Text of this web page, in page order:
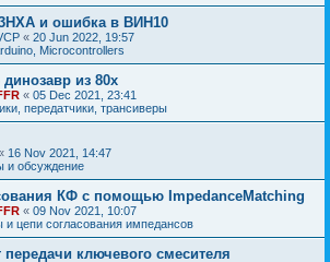
и ошибка в ВИН10
« 20 Jun 2022, 19:57
Microcontrollers
динозавр из 80х
« 05 Dec 2021, 23:41
передатчики, трансиверы
16 Nov 2021, 14:47
и обсуждение
КФ с помощью ImpedanceMatching
« 09 Nov 2021, 10:07
и цепи согласования импедансов
ключевого смесителя